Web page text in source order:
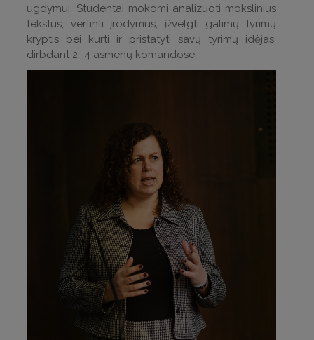
ugdymui. Studentai mokomi analizuoti mokslinius
tekstus, vertinti įrodymus, įžvelgti galimų tyrimų
kryptis bei kurti ir pristatyti savų tyrimų idėjas,
dirbdant 2–4 asmenų komandose.